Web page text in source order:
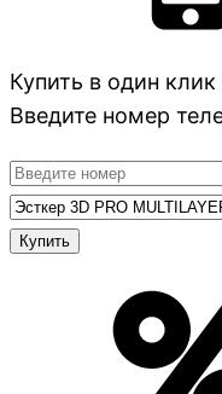
Купить в один клик
Введите номер